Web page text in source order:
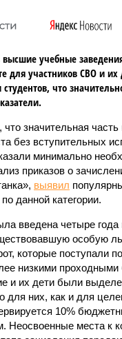
учебные
для участников СВО и их
что
значительная
без вступительных
минимально
приказов о
выявил
данной категории.
введена четыре года
особую
которые поступали
низкими
и их дети были
для них, как и для
10%
Неосвоенные места к